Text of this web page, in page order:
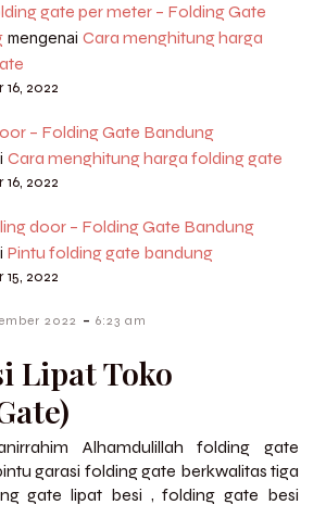
gate per meter – Folding Gate
mengenai Cara menghitung harga
2022
– Folding Gate Bandung
Cara menghitung harga folding gate
2022
door – Folding Gate Bandung
Pintu folding gate bandung
2022
2022 - 6:23 am
Lipat Toko
Alhamdulillah folding gate
garasi folding gate berkwalitas tiga
gate lipat besi , folding gate besi